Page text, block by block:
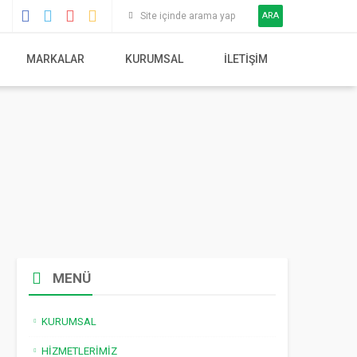
ARA
MARKALAR KURUMSAL İLETIŞIM
MENÜ
KURUMSAL
HIZMETLERIMIZ